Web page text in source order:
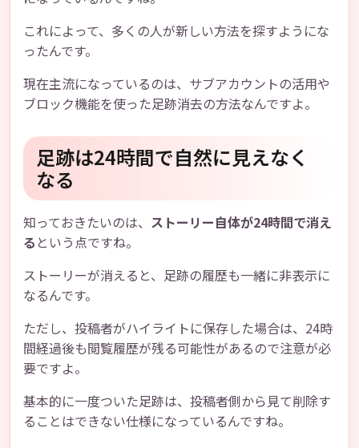
これによって、多くの人が新しい方法を探すようにな
ったんです。
現在主流になっているのは、サブアカウントの活用や
ブロック機能を使った足跡消去の方法なんですよ。
足跡は24時間で自然に見えなく
なる
知っておきたいのは、 ストーリー自体が24時間で消え
る という点ですね。
ストーリーが消えると、足跡の履歴も一緒に非表示に
なるんです。
ただし、投稿者がハイライトに保存した場合は、24時
間経過後も閲覧履歴が残る可能性があるので注意が必
要ですよ。
基本的に一度ついた足跡は、投稿者側から見て削除す
ることはできない仕様になっているんですね。